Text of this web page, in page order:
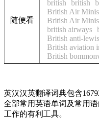
随便看
british
british
British Air
British Air
british airways
British anti-
British aviation
British
英汉汉英翻译词典包含
全部常用英语单词及常用
工作的有利工具。